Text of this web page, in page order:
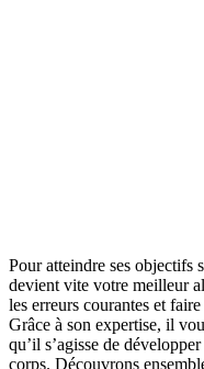
Pour atteindre ses objectifs
devient vite votre meilleur
les erreurs courantes et
Grâce à son expertise, il
qu’il s’agisse de
corps. Découvrons